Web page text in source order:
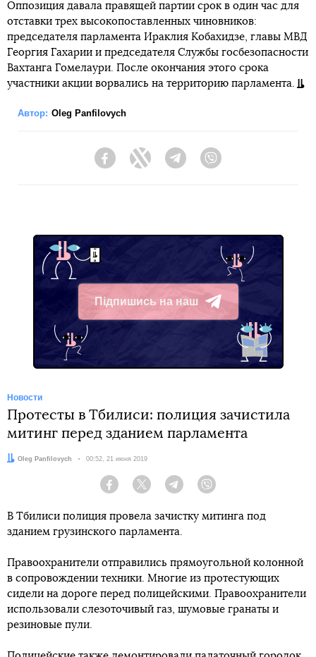
Оппозиция давала правящей партии срок в один час для
отставки трех высокопоставленных чиновников:
председателя парламента Ираклия Кобахидзе, главы МВД
Георгия Гахарии и председателя Службы госбезопасности
Вахтанга Гомелаури. После окончания этого срока
участники акции ворвались на территорию парламента.
Автор: Oleg Panfilovych
FacebookTwitter Telegram
Підпишись на наш
Telegram
Новости
Протесты в Тбилиси: полиция зачистила
митинг перед зданием парламента
Автор:
Oleg Panfilovych Дата:
00:52, 21 июня 2019
Facebook Twitter Telegram
В Тбилиси полиция провела зачистку митинга под
зданием грузинского парламента.
Правоохранители отправились прямоугольной колонной
в сопровождении техники. Многие из протестующих
сидели на дороге перед полицейскими. Правоохранители
использовали слезоточивый газ, шумовые гранаты и
резиновые пули.